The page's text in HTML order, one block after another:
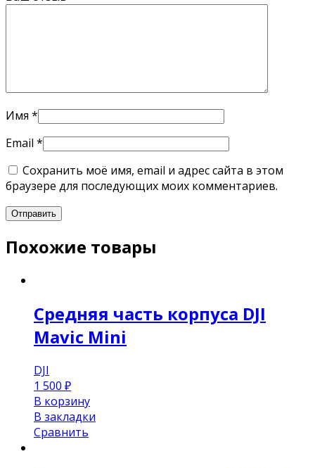
Имя *
Email *
Сохранить моё имя, email и адрес сайта в этом
браузере для последующих моих комментариев.
Похожие товары
Средняя часть корпуса DJI
Mavic Mini
DJI
1 500 ₽
В корзину
В закладки
Сравнить